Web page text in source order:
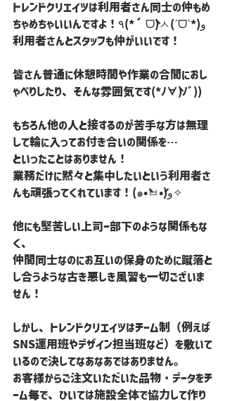
トレンドクリエイツは利用者さん同士の仲もめ
ちゃめちゃいいんですよ！٩(*´ᗜ`)ㅅ(ˊᗜˋ*)و
利用者さんとスタッフも仲がいいです！
皆さん普通に休憩時間や作業の合間におし
ゃべりしたり、そんな雰囲気です(*ﾉ∀`)ﾉﾞ))
もちろん他の人と接するのが苦手な方は無理
して輪に入ってお付き合いの関係を…
といったことはありません！
業務だけに黙々と集中したいという利用者さ
んも頑張ってくれています！(๑•̀ㅂ•́)و✧
他にも堅苦しい上司ー部下のような関係もな
く、
仲間同士なのにお互いの保身のために蹴落と
し合うような古き悪しき風習も一切ございま
せん！
しかし、トレンドクリエイツはチーム制（例えば
SNS運用班やデザイン担当班など）を敷いて
いるので決してなあなあではありません。
お客様からご注文いただいた品物・データをチ
ーム毎で、ひいては施設全体で協力して作り